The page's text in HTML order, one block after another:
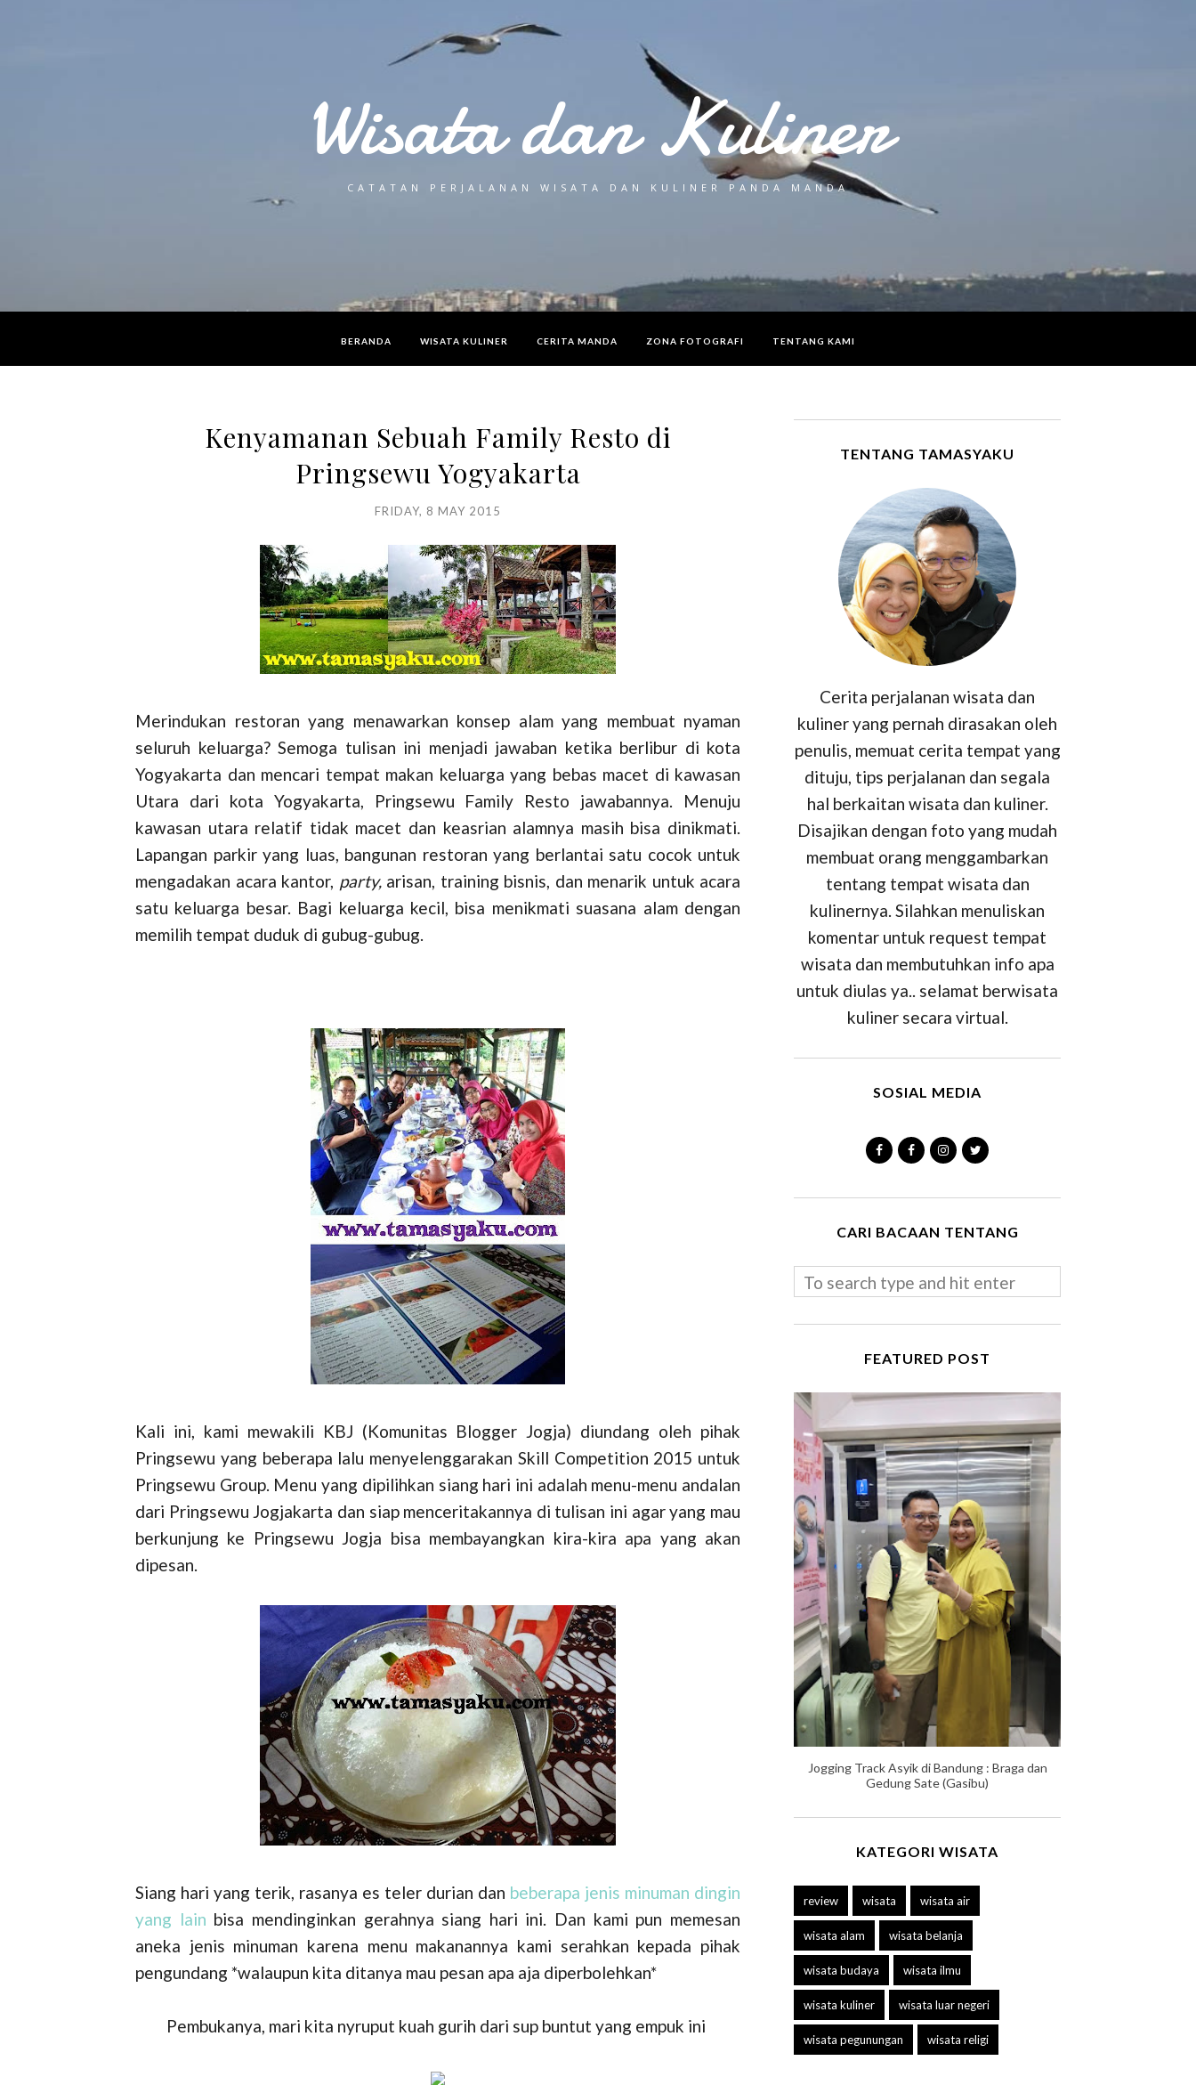
Wisata dan Kuliner
CATATAN PERJALANAN WISATA DAN KULINER PANDA MANDA
BERANDA WISATA KULINER CERITA MANDA ZONA FOTOGRAFI TENTANG KAMI
Kenyamanan Sebuah Family Resto di
Pringsewu Yogyakarta
FRIDAY, 8 MAY 2015
Merindukan restoran yang menawarkan konsep alam yang membuat nyaman
seluruh keluarga? Semoga tulisan ini menjadi jawaban ketika berlibur di kota
Yogyakarta dan mencari tempat makan keluarga yang bebas macet di kawasan
Utara dari kota Yogyakarta, Pringsewu Family Resto jawabannya. Menuju
kawasan utara relatif tidak macet dan keasrian alamnya masih bisa dinikmati.
Lapangan parkir yang luas, bangunan restoran yang berlantai satu cocok untuk
mengadakan acara kantor, party, arisan, training bisnis, dan menarik untuk acara
satu keluarga besar. Bagi keluarga kecil, bisa menikmati suasana alam dengan
memilih tempat duduk di gubug-gubug.
Kali ini, kami mewakili KBJ (Komunitas Blogger Jogja) diundang oleh pihak
Pringsewu yang beberapa lalu menyelenggarakan Skill Competition 2015 untuk
Pringsewu Group. Menu yang dipilihkan siang hari ini adalah menu-menu andalan
dari Pringsewu Jogjakarta dan siap menceritakannya di tulisan ini agar yang mau
berkunjung ke Pringsewu Jogja bisa membayangkan kira-kira apa yang akan
dipesan.
Siang hari yang terik, rasanya es teler durian dan beberapa jenis minuman dingin
yang lain bisa mendinginkan gerahnya siang hari ini. Dan kami pun memesan
aneka jenis minuman karena menu makanannya kami serahkan kepada pihak
pengundang *walaupun kita ditanya mau pesan apa aja diperbolehkan*
Pembukanya, mari kita nyruput kuah gurih dari sup buntut yang empuk ini
TENTANG TAMASYAKU
Cerita perjalanan wisata dan
kuliner yang pernah dirasakan oleh
penulis, memuat cerita tempat yang
dituju, tips perjalanan dan segala
hal berkaitan wisata dan kuliner.
Disajikan dengan foto yang mudah
membuat orang menggambarkan
tentang tempat wisata dan
kulinernya. Silahkan menuliskan
komentar untuk request tempat
wisata dan membutuhkan info apa
untuk diulas ya.. selamat berwisata
kuliner secara virtual.
SOSIAL MEDIA
CARI BACAAN TENTANG
FEATURED POST
Jogging Track Asyik di Bandung : Braga dan
Gedung Sate (Gasibu)
KATEGORI WISATA
review wisata wisata air
wisata alam wisata belanja
wisata budaya wisata ilmu
wisata kuliner wisata luar negeri
wisata pegunungan wisata religi